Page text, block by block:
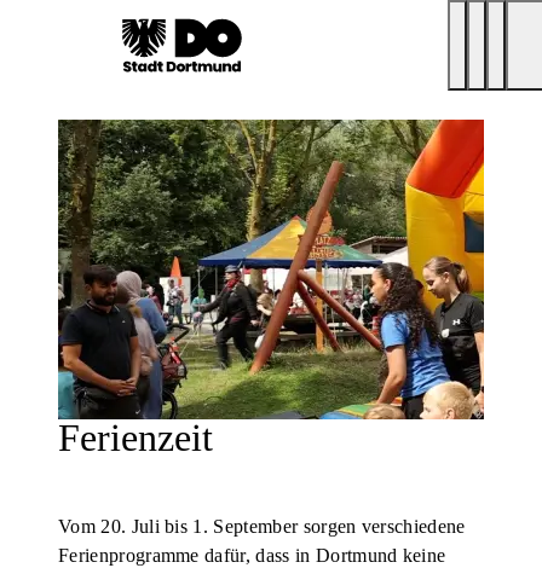
Ferienzeit
Vom 20. Juli bis 1. September sorgen verschiedene
Ferienprogramme dafür, dass in Dortmund keine